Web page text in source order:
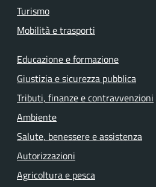
Turismo
Mobilità e trasporti
Educazione e formazione
Giustizia e sicurezza pubblica
Tributi, finanze e contravvenzioni
Ambiente
Salute, benessere e assistenza
Autorizzazioni
Agricoltura e pesca